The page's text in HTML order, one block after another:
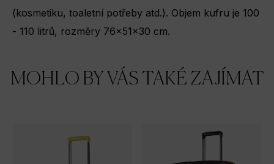
(kosmetiku, toaletní potřeby atd.). Objem kufru je 100
- 110 litrů, rozměry 76x51x30 cm.
MOHLO BY VÁS TAKÉ ZAJÍMAT